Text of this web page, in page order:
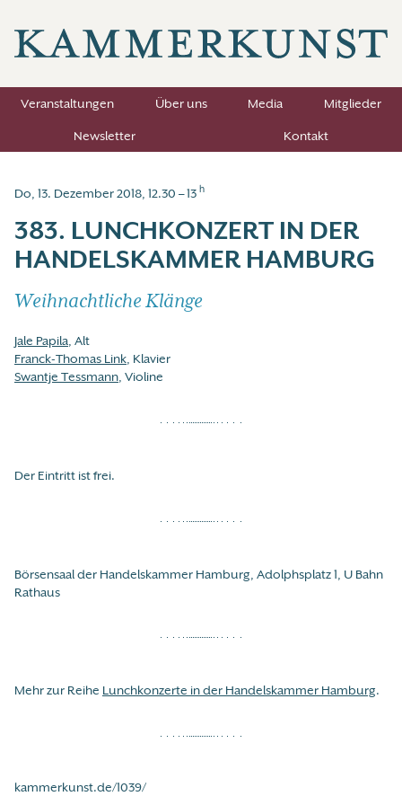
Veranstaltungen Über uns Media
Mitglieder
Newsletter
Kontakt
Do, 13. Dezember 2018, 12.30 – 13 h
383. LUNCHKONZERT IN DER
HANDELSKAMMER HAMBURG
Weihnachtliche Klänge
Jale Papila, Alt
Franck-Thomas Link, Klavier
Swantje Tessmann, Violine
Der Eintritt ist frei.
Börsensaal der Handelskammer Hamburg, Adolphsplatz 1, U Bahn
Rathaus
Mehr zur Reihe Lunchkonzerte in der Handelskammer Hamburg.
kammerkunst.de/1039/